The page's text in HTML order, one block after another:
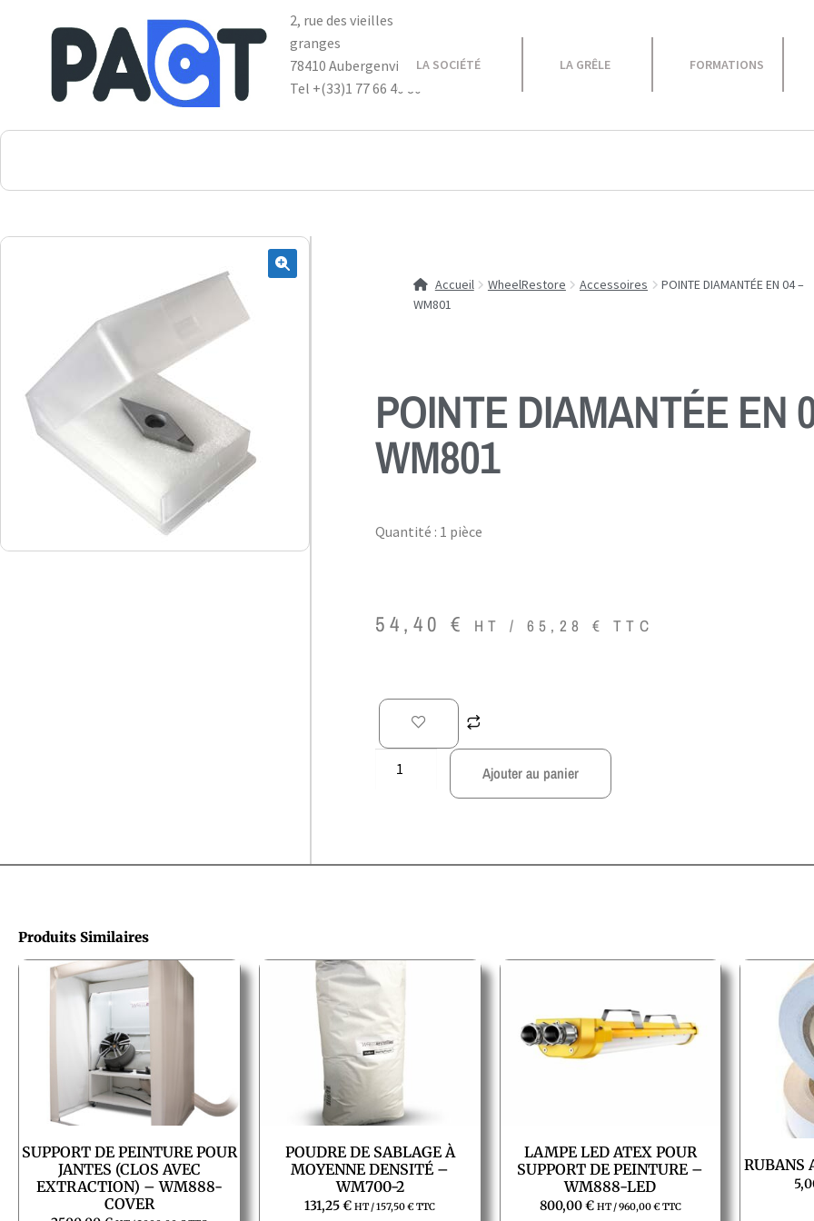
2, rue des vieilles
granges
78410 Aubergenville
Tel +(33)1 77 66 40 80
LA SOCIÉTÉ LA GRÊLE FORMATIONS
Accueil WheelRestore Accessoires
POINTE DIAMANTÉE EN 04 –
WM801
POINTE DIAMANTÉE EN
WM801
Quantité : 1 pièce
54,40 € HT / 65,28 € TTC
Ajouter au panier
Produits Similaires
SUPPORT DE PEINTURE POUR
JANTES (CLOS AVEC
EXTRACTION) – WM888-
COVER
POUDRE DE SABLAGE À
MOYENNE DENSITÉ –
WM700-2
131,25€ HT /157,50€TTC
LAMPE LED ATEX POUR
SUPPORT DE PEINTURE –
WM888-LED
800,00€ HT /960,00€TTC
RUBANS